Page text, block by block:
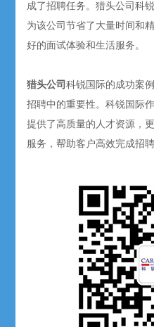
成了招聘任务。猎头公司科
为该公司节省了大量时间和
好的面试体验和生活服务。
猎头公司科锐国际的成功案
招聘中的重要性。科锐国际
提供了高质量的人才资源，
服务，帮助客户高效完成招聘